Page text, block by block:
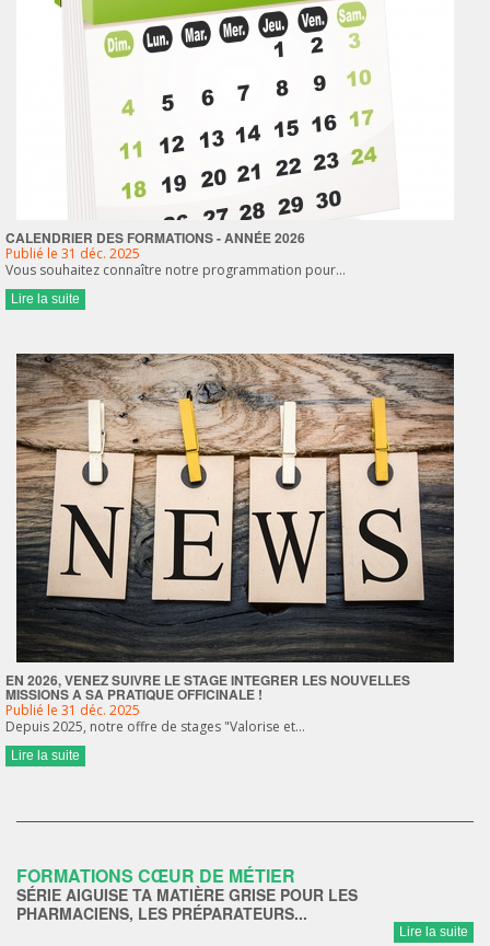
CALENDRIER DES FORMATIONS - ANNÉE 2026
Publié le 31 déc. 2025
Vous souhaitez connaître notre programmation pour…
Lire la suite
EN 2026, VENEZ SUIVRE LE STAGE INTEGRER LES NOUVELLES
MISSIONS A SA PRATIQUE OFFICINALE !
Publié le 31 déc. 2025
Depuis 2025, notre offre de stages "Valorise et…
Lire la suite
FORMATIONS CŒUR DE MÉTIER
SÉRIE AIGUISE TA MATIÈRE GRISE POUR LES
PHARMACIENS, LES PRÉPARATEURS...
Lire la suite